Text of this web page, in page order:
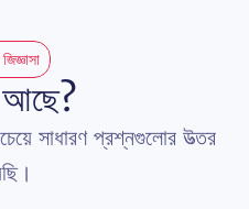
সাধারণ প্রশ্নগুলোর উত্তর